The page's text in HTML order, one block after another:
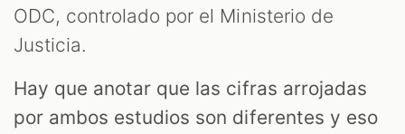
ODC, controlado por el Ministerio de
Justicia.
Hay que anotar que las cifras arrojadas
por ambos estudios son diferentes y eso